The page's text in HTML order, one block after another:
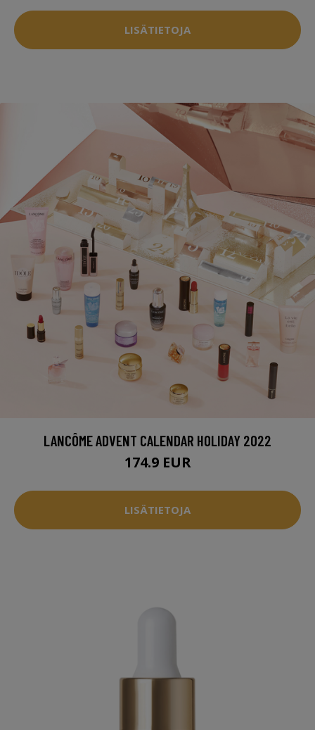
LISÄTIETOJA
LANCÔME ADVENT CALENDAR HOLIDAY 2022
174.9 EUR
LISÄTIETOJA